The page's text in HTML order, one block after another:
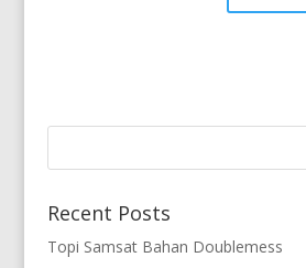
Recent Posts
Topi Samsat Bahan Doublemess